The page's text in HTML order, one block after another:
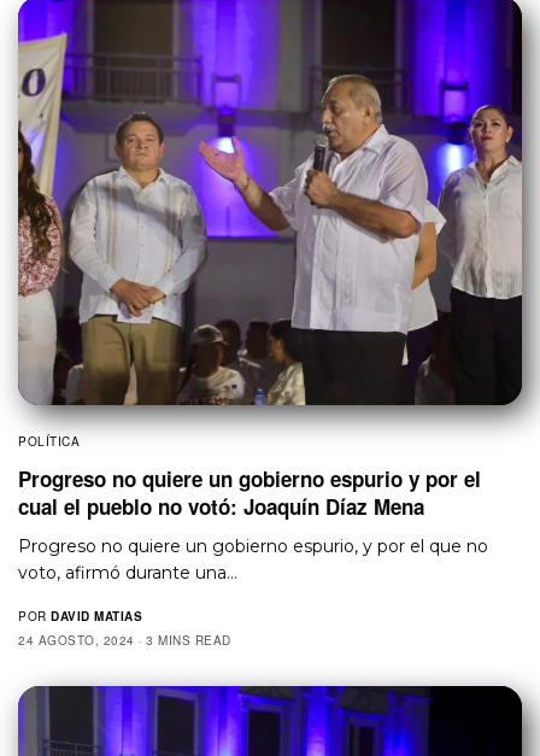
POLÍTICA
Progreso no quiere un gobierno espurio y por el
cual el pueblo no votó: Joaquín Díaz Mena
Progreso no quiere un gobierno espurio, y por el que no
voto, afirmó durante una…
POR DAVID MATIAS
24 AGOSTO, 2024
3 MINS READ